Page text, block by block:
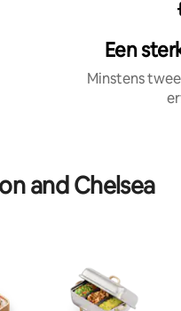
Een
Minstens
and Chelsea